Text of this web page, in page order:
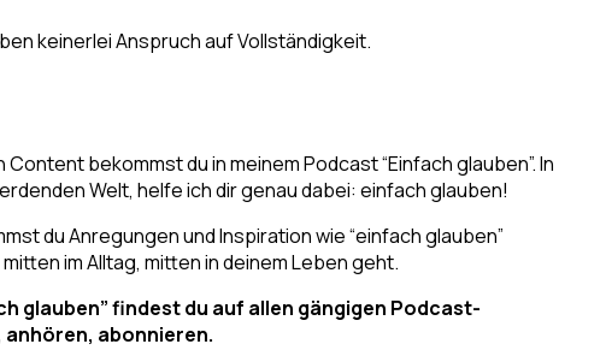
keinerlei Anspruch auf Vollständigkeit.
bekommst du in meinem Podcast “Einfach glauben”. In
Welt, helfe ich dir genau dabei: einfach glauben!
du Anregungen und Inspiration wie “einfach glauben”
im Alltag, mitten in deinem Leben geht.
glauben” findest du auf allen gängigen Podcast-
abonnieren.